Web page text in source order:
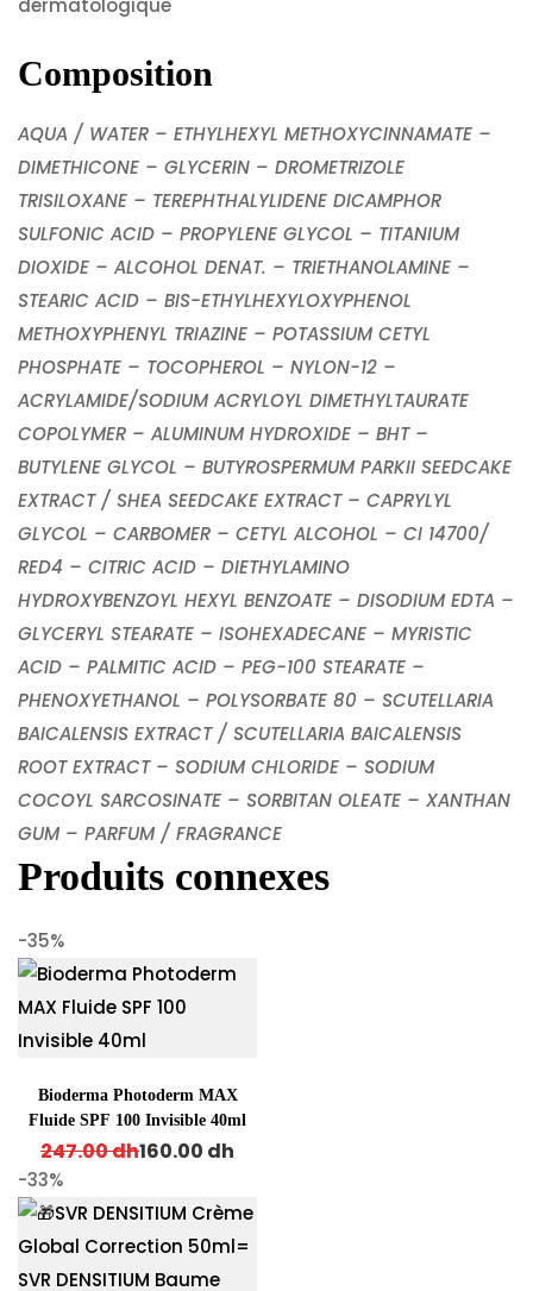
dermatologique
Composition
AQUA / WATER – ETHYLHEXYL METHOXYCINNAMATE –
DIMETHICONE – GLYCERIN – DROMETRIZOLE
TRISILOXANE – TEREPHTHALYLIDENE DICAMPHOR
SULFONIC ACID – PROPYLENE GLYCOL – TITANIUM
DIOXIDE – ALCOHOL DENAT. – TRIETHANOLAMINE –
STEARIC ACID – BIS-ETHYLHEXYLOXYPHENOL
METHOXYPHENYL TRIAZINE – POTASSIUM CETYL
PHOSPHATE – TOCOPHEROL – NYLON-12 –
ACRYLAMIDE/SODIUM ACRYLOYL DIMETHYLTAURATE
COPOLYMER – ALUMINUM HYDROXIDE – BHT –
BUTYLENE GLYCOL – BUTYROSPERMUM PARKII SEEDCAKE
EXTRACT / SHEA SEEDCAKE EXTRACT – CAPRYLYL
GLYCOL – CARBOMER – CETYL ALCOHOL – CI 14700/
RED4 – CITRIC ACID – DIETHYLAMINO
HYDROXYBENZOYL HEXYL BENZOATE – DISODIUM EDTA –
GLYCERYL STEARATE – ISOHEXADECANE – MYRISTIC
ACID – PALMITIC ACID – PEG-100 STEARATE –
PHENOXYETHANOL – POLYSORBATE 80 – SCUTELLARIA
BAICALENSIS EXTRACT / SCUTELLARIA BAICALENSIS
ROOT EXTRACT – SODIUM CHLORIDE – SODIUM
COCOYL SARCOSINATE – SORBITAN OLEATE – XANTHAN
GUM – PARFUM / FRAGRANCE
Produits connexes
-35%
Bioderma Photoderm MAX
Fluide SPF 100 Invisible 40ml
247.00dhOriginal price was: 247.00 dh.
160.00 dh
-33%